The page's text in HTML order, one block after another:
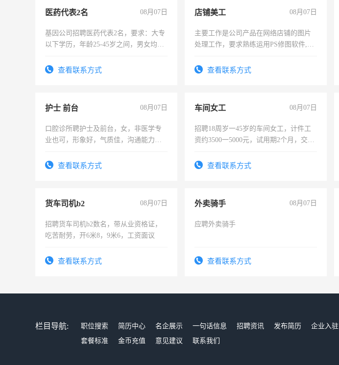
医药代表2名 08月07日
基因公司招聘医药代表2名，要求：大专
以下学历，年龄25-45岁之间，男女均
表或者有医学资质的优先，底薪+绩效，
查看联系方式
店铺美工 08月07日
主要工作是公司产品在网络店铺的图片
处理工作，要求熟练运用PS修图软件,工
查看联系方式
护士 前台 08月07日
口腔诊所聘护士及前台，女，非医学专
业也可，形象好，气质佳，沟通能力
查看联系方式
车间女工 08月07日
招聘18周岁一45岁的车间女工，计件工
资约3500一5000元，试用期2个月，交五
查看联系方式
货车司机b2 08月07日
招聘货车司机b2数名，带从业资格证，
吃苦耐劳，开6米8，9米6，工资面议
查看联系方式
外卖骑手 08月07日
应聘外卖骑手
查看联系方式
栏目导航: 职位搜索 简历中心 名企展示 一句话信息 招聘资讯 发布简历 企业入驻
套餐标准
金币充值 意见建议 联系我们